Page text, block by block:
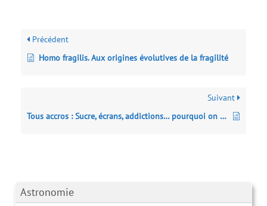
Astronomie
Précédent
Homo fragilis. Aux origines évolutives de la fragilité
Suivant
Tous accros : Sucre, écrans, addictions… pourquoi on ne peut (scientifiquement) pas résister